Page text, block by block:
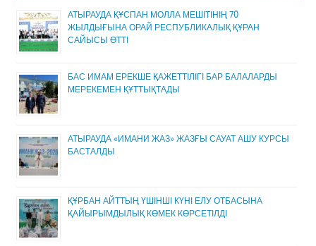
АТЫРАУДА ҚҰСПАН МОЛЛА МЕШІТІНІҢ 70
ЖЫЛДЫҒЫНА ОРАЙ РЕСПУБЛИКАЛЫҚ ҚҰРАН
САЙЫСЫ ӨТТІ
БАС ИМАМ ЕРЕКШЕ ҚАЖЕТТІЛІГІ БАР БАЛАЛАРДЫ
МЕРЕКЕМЕН ҚҰТТЫҚТАДЫ
АТЫРАУДА «ИМАНИ ЖАЗ» ЖАЗҒЫ САУАТ АШУ КУРСЫ
БАСТАЛДЫ
ҚҰРБАН АЙТТЫҢ ҮШІНШІ КҮНІ ЕЛУ ОТБАСЫНА
ҚАЙЫРЫМДЫЛЫҚ КӨМЕК КӨРСЕТІЛДІ